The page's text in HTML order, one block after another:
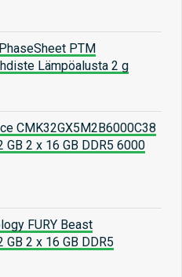
PTM
Lämpöalusta 2 g
CMK32GX5M2B6000C38
2 x 16 GB DDR5 6000
FURY Beast
2 x 16 GB DDR5